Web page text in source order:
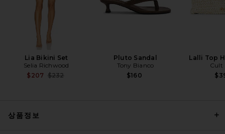
Lia Bikini Set
Selia Richwood
$207 Previous price:
$232
Pluto Sandal
Tony Bianco
$160
Lalli Top
Cult
상품정보